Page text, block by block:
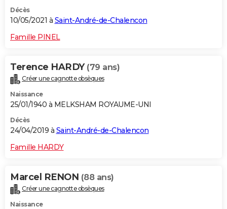
Décès
10/05/2021 à Saint-André-de-Chalencon
Famille PINEL
Terence HARDY (79 ans)
Créer une cagnotte obsèques
Naissance
25/01/1940 à MELKSHAM ROYAUME-UNI
Décès
24/04/2019 à Saint-André-de-Chalencon
Famille HARDY
Marcel RENON (88 ans)
Créer une cagnotte obsèques
Naissance